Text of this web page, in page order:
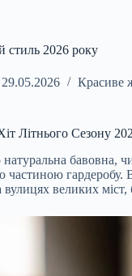
стиль 2026 року
29.05.2026 Красиве
Літнього Сезону
бавовна,
частиною
великих міст,